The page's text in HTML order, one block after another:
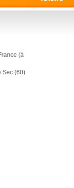
(à
Sec (60)